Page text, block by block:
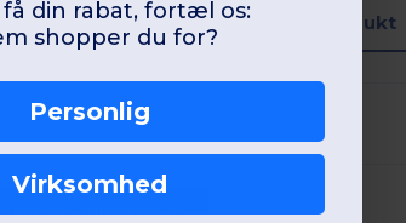
Se produkt
Tilføj en anmeldelse
få din rabat, fortæl os:
shopper du for?
Personlig
Virksomhed